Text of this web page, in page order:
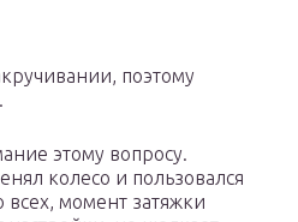
поэтому
этому вопросу.
колесо и пользовался
момент затяжки